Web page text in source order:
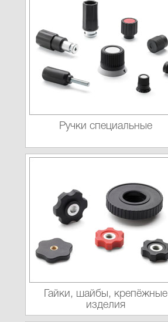
Ручки специальные
Гайки, шайбы, крепёжные
изделия